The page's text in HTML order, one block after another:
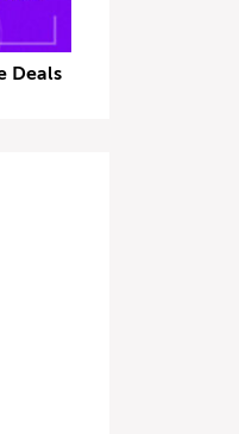
Deals